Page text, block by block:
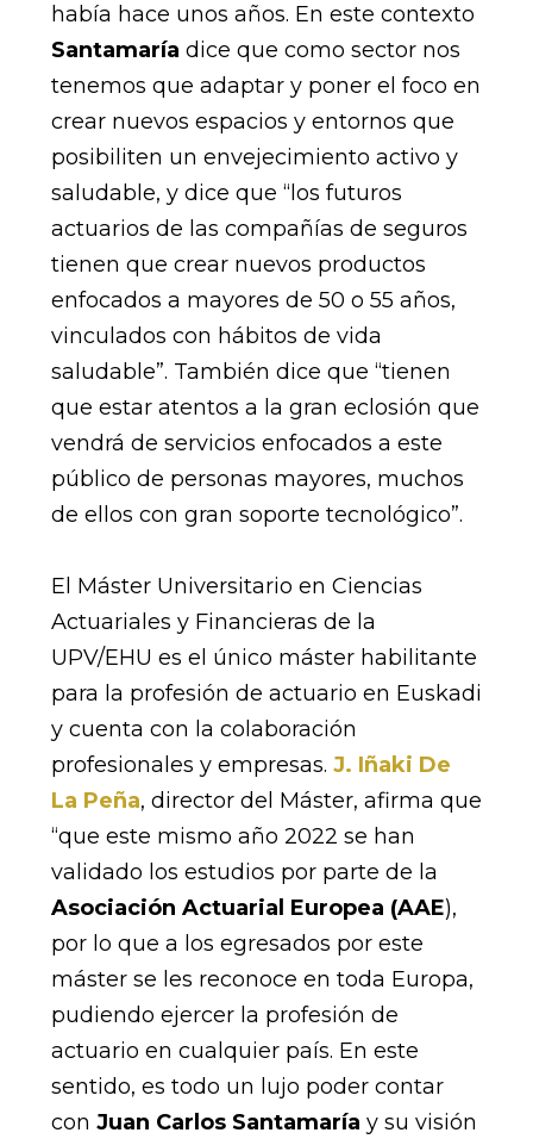
había hace unos años. En este contexto
Santamaría dice que como sector nos
tenemos que adaptar y poner el foco en
crear nuevos espacios y entornos que
posibiliten un envejecimiento activo y
saludable, y dice que “los futuros
actuarios de las compañías de seguros
tienen que crear nuevos productos
enfocados a mayores de 50 o 55 años,
vinculados con hábitos de vida
saludable”. También dice que “tienen
que estar atentos a la gran eclosión que
vendrá de servicios enfocados a este
público de personas mayores, muchos
de ellos con gran soporte tecnológico”.
El Máster Universitario en Ciencias
Actuariales y Financieras de la
UPV/EHU es el único máster habilitante
para la profesión de actuario en Euskadi
y cuenta con la colaboración
profesionales y empresas. J. Iñaki De
La Peña, director del Máster, afirma que
“que este mismo año 2022 se han
validado los estudios por parte de la
Asociación Actuarial Europea (AAE),
por lo que a los egresados por este
máster se les reconoce en toda Europa,
pudiendo ejercer la profesión de
actuario en cualquier país. En este
sentido, es todo un lujo poder contar
con Juan Carlos Santamaría y su visión